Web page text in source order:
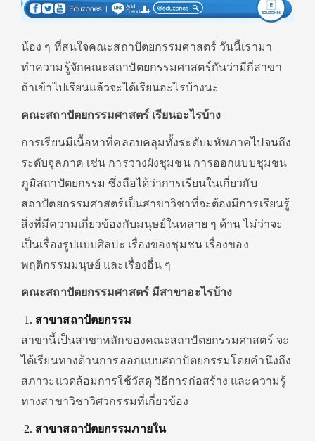
น้อง ๆ ที่สนใจคณะสถาปัตยกรรมศาสตร์ วันนี้เรามา
ทำความรู้จักคณะสถาปัตยกรรมศาสตร์กันว่ามีกี่สาขา
ถ้าเข้าไปเรียนแล้วจะได้เรียนอะไรบ้างนะ
คณะสถาปัตยกรรมศาสตร์เรียนอะไรบ้าง
การเรียนมีเนื้อหาที่คลอบคลุมทั้งระดับมหัพภาคไปจนถึง
ระดับจุลภาค เช่น การวางผังชุมชน การออกแบบชุมชน
ภูมิสถาปัตยกรรม ซึ่งถือได้ว่าการเรียนในเกี่ยวกับ
สถาปัตยกรรมศาสตร์เป็นสาขาวิชาที่จะต้องมีการเรียนรู้
สิ่งที่มีความเกี่ยวข้องกับมนุษย์ในหลาย ๆ ด้าน ไม่ว่าจะ
เป็นเรื่องรูปแบบศิลปะ เรื่องของชุมชน เรื่องของ
พฤติกรรมมนุษย์ และเรื่องอื่น ๆ
คณะสถาปัตยกรรมศาสตร์มีสาขาอะไรบ้าง
สาขาสถาปัตยกรรม
สาขานี้เป็นสาขาหลักของคณะสถาปัตยกรรมศาสตร์ จะ
ได้เรียนทางด้านการออกแบบสถาปัตยกรรมโดยคำนึงถึง
สภาวะแวดล้อมการใช้วัสดุ วิธีการก่อสร้าง และความรู้
ทางสาขาวิชาวิศวกรรมที่เกี่ยวข้อง
สาขาสถาปัตยกรรมภายใน